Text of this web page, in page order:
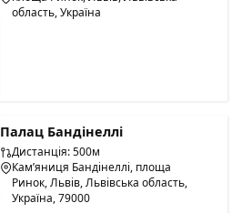
область, Україна
Палац Бандінеллі
Дистанція: 500м
Кам’яниця Бандінеллі, площа
Ринок, Львів, Львівська область,
Україна, 79000